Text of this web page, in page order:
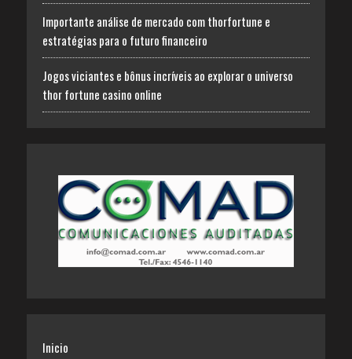
Importante análise de mercado com thorfortune e
estratégias para o futuro financeiro
Jogos viciantes e bônus incríveis ao explorar o universo
thor fortune casino online
Inicio